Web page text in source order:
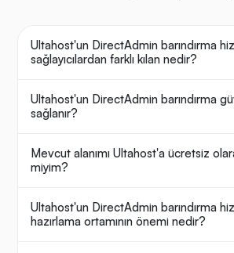
Ultahost'un DirectAdmin barındırma
sağlayıcılardan farklı kılan nedir?
Ultahost'un DirectAdmin barındırma
sağlanır?
Mevcut alanımı Ultahost'a ücretsiz
miyim?
Ultahost'un DirectAdmin barındırma
hazırlama ortamının önemi nedir?